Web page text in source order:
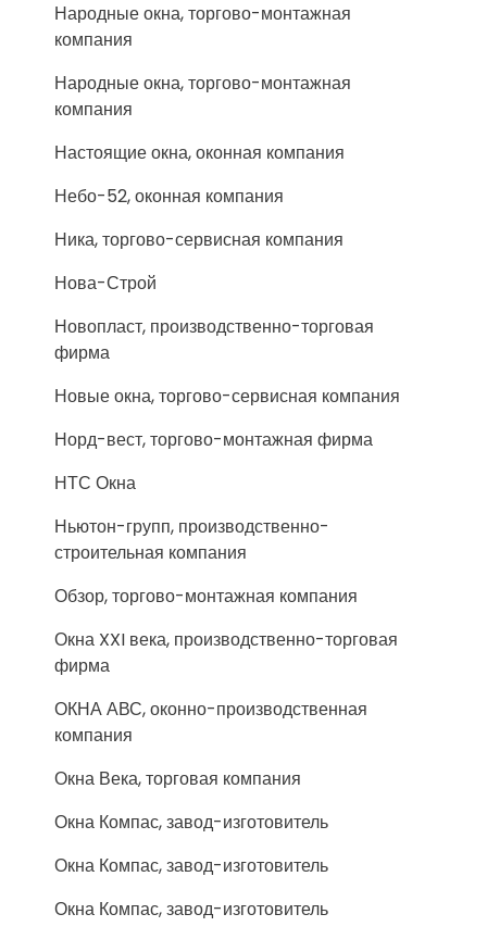
Народные окна, торгово-монтажная
компания
Народные окна, торгово-монтажная
компания
Настоящие окна, оконная компания
Небо-52, оконная компания
Ника, торгово-сервисная компания
Нова-Строй
Новопласт, производственно-торговая
фирма
Новые окна, торгово-сервисная компания
Норд-вест, торгово-монтажная фирма
НТС Окна
Ньютон-групп, производственно-
строительная компания
Обзор, торгово-монтажная компания
Окна XXI века, производственно-торговая
фирма
ОКНА АВС, оконно-производственная
компания
Окна Века, торговая компания
Окна Компас, завод-изготовитель
Окна Компас, завод-изготовитель
Окна Компас, завод-изготовитель